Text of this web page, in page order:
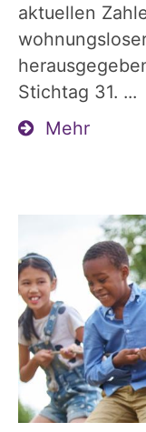
aktuellen
Stichtag 31. ...
Mehr